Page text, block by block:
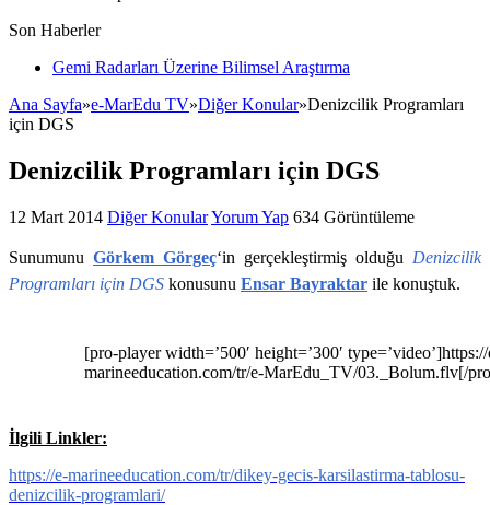
Son Haberler
Gemi Radarları Üzerine Bilimsel Araştırma
Ana Sayfa»e-MarEdu TV»Diğer Konular»Denizcilik Programları
için DGS
Denizcilik Programları için DGS
12 Mart 2014 Diğer KonularYorum Yap 634 Görüntüleme
Sunumunu Görkem Görgeç‘in gerçekleştirmiş olduğu Denizcilik
Programları için DGS konusunu Ensar Bayraktar ile konuştuk.
[pro-player width=’500′ height=’300′
marineeducation.com/tr/e-MarEdu_TV/03._Bolum.flv[/
İlgili Linkler:
https://e-marineeducation.com/tr/dikey-gecis-karsilastirma-tablosu-
denizcilik-programlari/